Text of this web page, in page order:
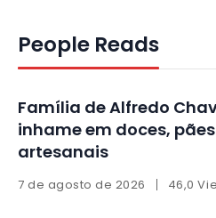
People Reads
Família de Alfredo
inhame em doces,
artesanais
7 de agosto de 2026 46,0